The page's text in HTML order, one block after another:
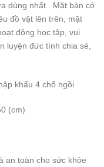
dùng nhất . Mặt bàn có
đồ vật lên trên, mặt
động học tập, vui
luyện đức tính chia sẻ,
khẩu 4 chổ ngồi
(cm)
an toàn cho sức khỏe